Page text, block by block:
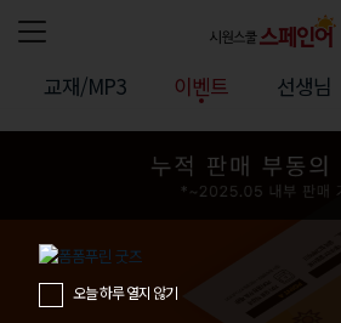
교재/MP3 이벤트 선생님
오늘 하루 열지 않기